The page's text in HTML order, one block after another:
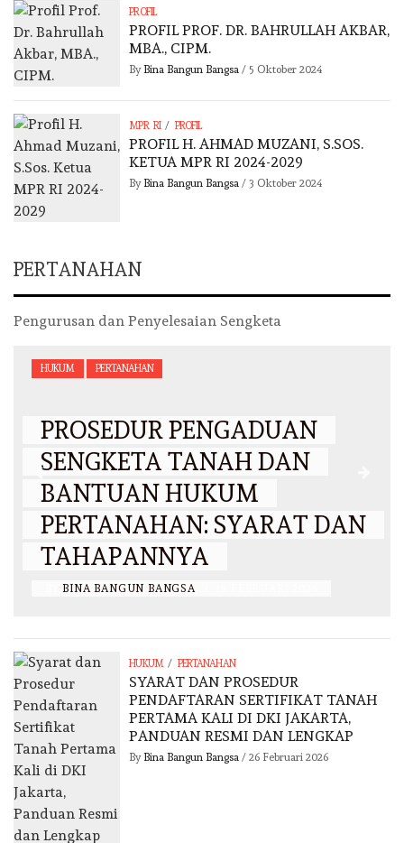
PROFIL
PROFIL PROF. DR. BAHRULLAH AKBAR,
MBA., CIPM.
By Bina Bangun Bangsa/ 5 Oktober 2024
MPR RI / PROFIL
PROFIL H. AHMAD MUZANI, S.SOS.
KETUA MPR RI 2024-2029
By Bina Bangun Bangsa/ 3 Oktober 2024
PERTANAHAN
Pengurusan dan Penyelesaian Sengketa
HUKUM PERTANAHAN
PROSEDUR PENGADUAN
SENGKETA TANAH DAN
BANTUAN HUKUM
PERTANAHAN: SYARAT DAN
TAHAPANNYA
BINA BANGUN BANGSA
HUKUM / PERTANAHAN
SYARAT DAN PROSEDUR
PENDAFTARAN SERTIFIKAT TANAH
PERTAMA KALI DI DKI JAKARTA,
PANDUAN RESMI DAN LENGKAP
By Bina Bangun Bangsa/ 26 Februari 2026